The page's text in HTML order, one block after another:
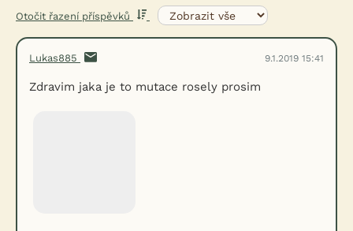
Otočit řazení příspěvků
Lukas885 9.1.2019 15:41
Zdravim jaka je to mutace rosely prosim